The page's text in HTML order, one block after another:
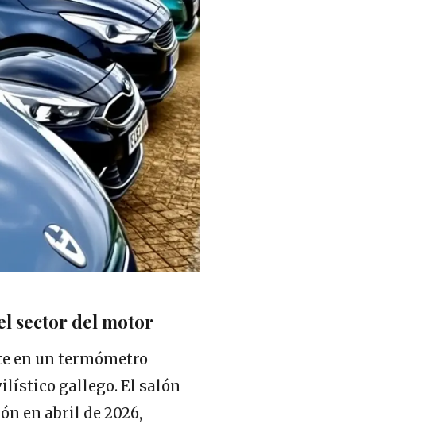
sector del motor
en un termómetro
gallego. El salón
en abril de 2026,